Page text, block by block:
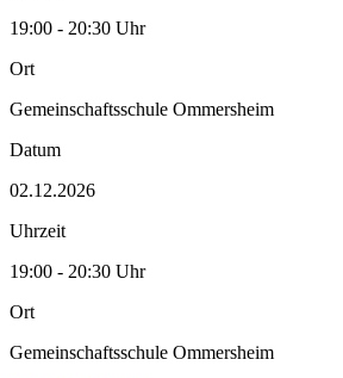
19:00 - 20:30 Uhr
Ort
Gemeinschaftsschule Ommersheim
Datum
02.12.2026
Uhrzeit
19:00 - 20:30 Uhr
Ort
Gemeinschaftsschule Ommersheim